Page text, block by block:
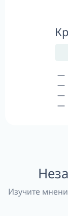
Изучите